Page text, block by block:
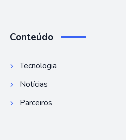
Conteúdo
Tecnologia
Notícias
Parceiros